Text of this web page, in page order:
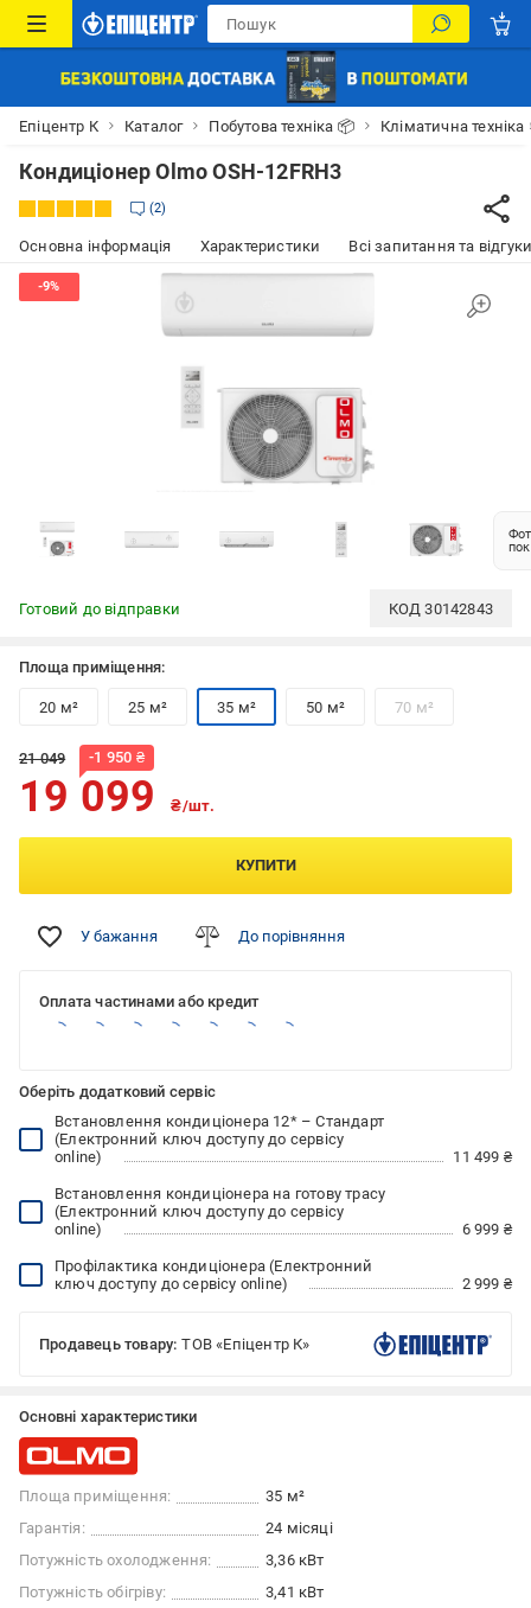
Епіцентр К Каталог Побутова техніка 📦 Кліматична
Кондиціонер Olmo OSH-12FRH3
2
Основна інформація Характеристики Всі запитання та
Готовий до відправки КОД30142843
Площа приміщення:
20 м² 25 м² 35 м² 50 м² 70 м²
21 049 -1 950 ₴
19 099 ₴/шт.
КУПИТИ
У бажання До порівняння
Оплата частинами або кредит
Оберіть додатковий сервіс
Встановлення кондиціонера 12* – Стандарт
(Електронний ключ доступу до сервісу
online)
11 499 ₴
Встановлення кондиціонера на готову трасу
(Електронний ключ доступу до сервісу
online)
6 999 ₴
Профілактика кондиціонера (Електронний
ключ доступу до сервісу online)
2 999 ₴
Продавець товару: ТОВ «Епіцентр К»
Основні характеристики
Площа приміщення:
35 м²
Гарантія:
24 місяці
Потужність охолодження:
3,36 кВт
Потужність обігріву:
3,41 кВт